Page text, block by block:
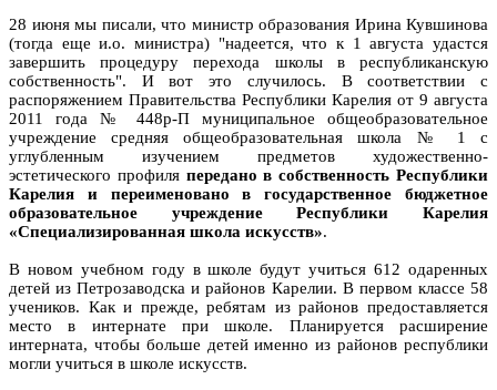
28 июня мы писали, что министр образования Ирина Кувшинова
(тогда еще и.о. министра) "надеется, что к 1 августа удастся
завершить процедуру перехода школы в республиканскую
собственность". И вот это случилось. В соответствии с
распоряжением Правительства Республики Карелия от 9 августа
2011 года № 448р-П муниципальное общеобразовательное
учреждение средняя общеобразовательная школа № 1 с
углубленным изучением предметов художественно-
эстетического профиля передано в собственность Республики
Карелия и переименовано в государственное бюджетное
образовательное учреждение Республики Карелия
«Специализированная школа искусств».
В новом учебном году в школе будут учиться 612 одаренных
детей из Петрозаводска и районов Карелии. В первом классе 58
учеников. Как и прежде, ребятам из районов предоставляется
место в интернате при школе. Планируется расширение
интерната, чтобы больше детей именно из районов республики
могли учиться в школе искусств.